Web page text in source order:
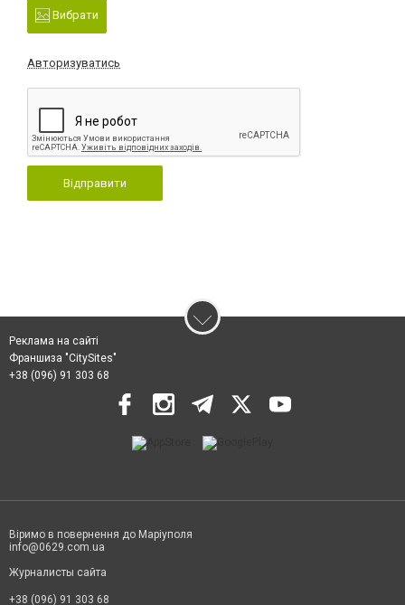
Вибрати
Авторизуватись
Відправити
Реклама на сайті
Франшиза "CitySites"
+38 (096) 91 303 68
Віримо в повернення до Маріуполя
info@0629.com.ua
Журналисты сайта
+38 (096) 91 303 68